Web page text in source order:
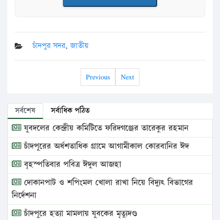
চাঁদপুর সদর,জাতীয়
Previous Next
সর্বশেষ সর্বাধিক পঠিত
যুবদলের কেন্দ্রীয় কমিটিতে ফরিদগঞ্জের তারেকুর রহমান
চাঁদপুরের অর্ধশতাধিক গ্রামে আগামীকাল কোরবানির ঈদ
বৃহস্পতিবার পবিত্র ঈদুল আজহা
দোকানপাট ও শপিংমল খোলা রাখা নিয়ে বিদ্যুৎ বিভাগের
নির্দেশনা
চাঁদপুরে হত্যা মামলায় যুবকের মৃত্যুদণ্ড